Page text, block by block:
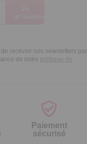
recevoir nos newsletters par
de notre politique de
Paiement
sécurisé